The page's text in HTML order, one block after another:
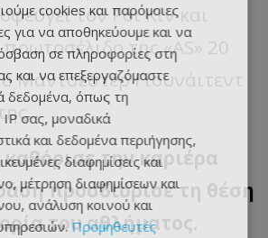
τον Ρόι Κίν και
της «AS» 20
Μάντσεστερ Γιουνάιτεντ
την καριέρα
προσδιόρισε τη θέση
του αθλήματος.
cookies και παρόμοιες
για να αποθηκεύουμε και να
σε πληροφορίες στη
και να επεξεργαζόμαστε
δεδομένα, όπως τη
IP σας, μοναδικά
και δεδομένα περιήγησης,
διαφημίσεις και
μέτρηση διαφημίσεων και
ανάλυση κοινού και
Προμηθευτές